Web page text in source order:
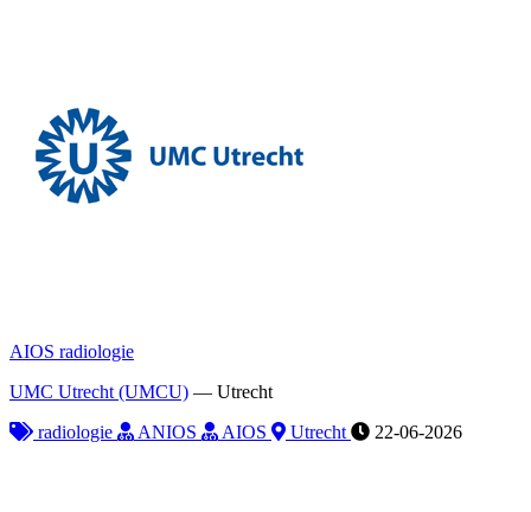
AIOS radiologie
UMC Utrecht (UMCU) — Utrecht
radiologie
ANIOS AIOS Utrecht 22-06-2026